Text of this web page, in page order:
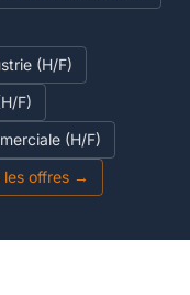
(H/F)
F)
(H/F)
les offres →